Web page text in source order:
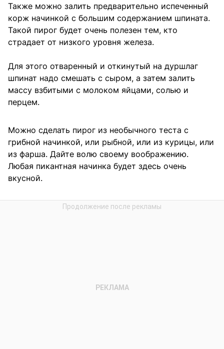
Также можно залить предварительно испеченный
корж начинкой с большим содержанием шпината.
Такой пирог будет очень полезен тем, кто
страдает от низкого уровня железа.
Для этого отваренный и откинутый на дуршлаг
шпинат надо смешать с сыром, а затем залить
массу взбитыми с молоком яйцами, солью и
перцем.
Можно сделать пирог из необычного теста с
грибной начинкой, или рыбной, или из курицы, или
из фарша. Дайте волю своему воображению.
Любая пикантная начинка будет здесь очень
вкусной.